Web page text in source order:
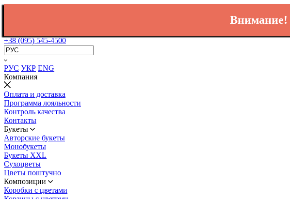
Внимание!
+38 (095) 545-4500
РУС УКР ENG
Компания
Оплата и доставка
Программа лояльности
Контроль качества
Контакты
Букеты
Авторские букеты
Монобукеты
Букеты XXL
Сухоцветы
Цветы поштучно
Композиции
Коробки с цветами